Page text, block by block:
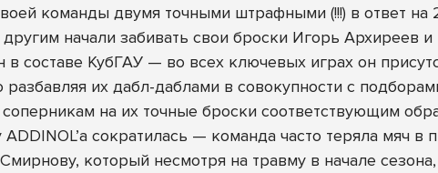
команды двумя точными штрафными (!!!) в ответ на
начали забивать свои броски Игорь Архиреев
составе КубГАУ — во всех ключевых играх он
их дабл-даблами в совокупности с
на их точные броски соответствующим
сократилась — команда часто теряла мяч в
который несмотря на травму в начале